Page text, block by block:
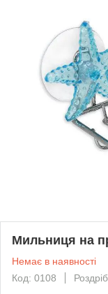
Мильниця на
Немає в наявності
Код: 0108
Роздріб